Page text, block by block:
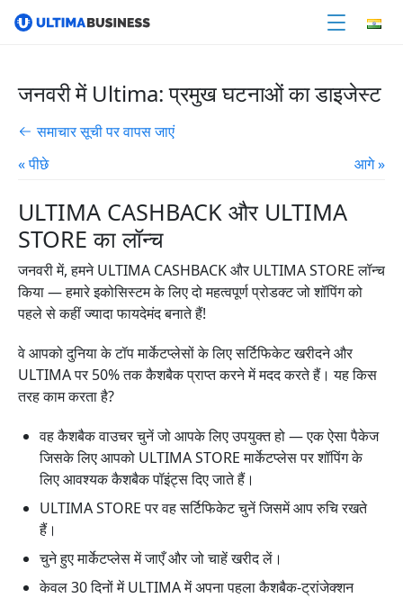
जनवरी में Ultima: प्रमुख घटनाओं का डाइजेस्ट
समाचार सूची पर वापस जाएं
« पीछे
आगे »
ULTIMA CASHBACK और ULTIMA
STORE का लॉन्च
जनवरी में, हमने ULTIMA CASHBACK और ULTIMA STORE लॉन्च
किया — हमारे इकोसिस्टम के लिए दो महत्वपूर्ण प्रोडक्ट जो शॉपिंग को
पहले से कहीं ज्यादा फायदेमंद बनाते हैं!
वे आपको दुनिया के टॉप मार्केटप्लेसों के लिए सर्टिफिकेट खरीदने और
ULTIMA पर 50% तक कैशबैक प्राप्त करने में मदद करते हैं। यह किस
तरह काम करता है?
वह कैशबैक वाउचर चुनें जो आपके लिए उपयुक्त हो — एक ऐसा पैकेज
जिसके लिए आपको ULTIMA STORE मार्केटप्लेस पर शॉपिंग के
लिए आवश्यक कैशबैक पॉइंट्स दिए जाते हैं।
ULTIMA STORE पर वह सर्टिफिकेट चुनें जिसमें आप रुचि रखते
हैं।
चुने हुए मार्केटप्लेस में जाएँ और जो चाहें खरीद लें।
केवल 30 दिनों में ULTIMA में अपना पहला कैशबैक-ट्रांजेक्शन